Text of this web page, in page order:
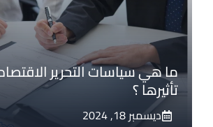
ما هي سياسات التحرير
تأثيرها ؟
ديسمبر 18, 2024